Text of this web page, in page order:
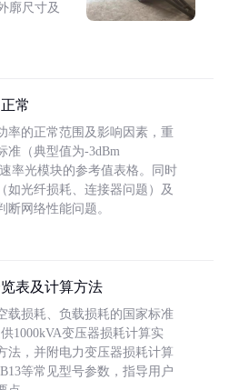
廓尺寸及
常
率的正常范围及影响因素，重
准（典型值为-3dBm
率光模块的参考值表格。同时
如光纤损耗、连接器问题）及
网络性能问题。
表及计算方法
载损耗、负载损耗的国家标准
供1000kVA变压器损耗计算实
法，并附电力变压器损耗计算
等常见型号参数，指导用户